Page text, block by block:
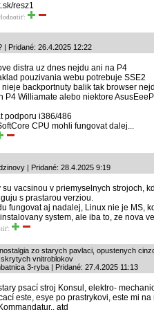
resz1
| Pridané: 26.4.2025 12:22
distra uz dnes nejdu ani na P4
pouzivania webu potrebuje SSE2
nieje backportnuty balik tak browser
P4 Williamate alebo niektore
podporu i386/486
CPU mohli fungovat dalej...
| Pridané: 28.4.2025 9:19
su vacsinou v priemyselnych strojoch,
s prastarou verziou.
fungovat aj nadalej, Linux nie je MS,
system, ale iba to, ze nova
zo starych pavlaci, opustenych
vnitroblokov
3-ryba | Pridané: 27.4.2025 11:13
psací stroj Konsul, elektro-
este, esye po prastrykovi, este mi
atd